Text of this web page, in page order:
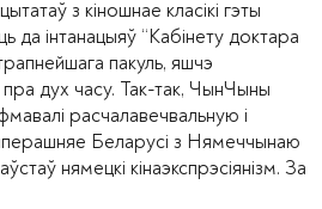
з кіношнае класікі гэты
да інтанацыяў “Кабінету доктара
пакуль, яшчэ
пра дух часу. Так-так, ЧынЧыны
расчалавечвальную і
Беларусі з Нямеччынаю
нямецкі кінаэкспрэсіянізм. За